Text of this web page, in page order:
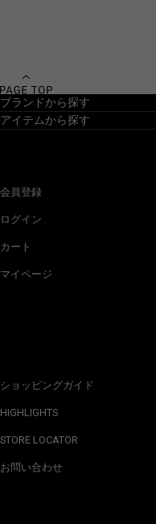
ブランドから探す
アイテムから探す
会員登録
ログイン
カート
マイページ
ショッピングガイド
HIGHLIGHTS
STORE LOCATOR
お問い合わせ